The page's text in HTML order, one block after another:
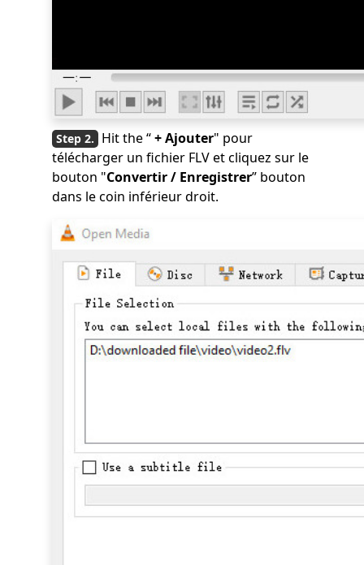
Hit the “+ Ajouter" pour
télécharger un fichier FLV et cliquez sur le
bouton "Convertir / Enregistrer” bouton
dans le coin inférieur droit.